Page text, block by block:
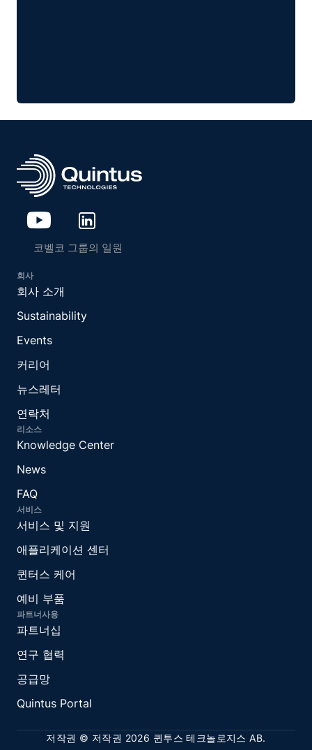
코벨코 그룹의 일원
회사
회사 소개
Sustainability
Events
커리어
뉴스레터
연락처
리소스
Knowledge Center
News
FAQ
서비스
서비스 및 지원
애플리케이션 센터
퀸터스 케어
예비 부품
파트너사용
파트너십
연구 협력
공급망
Quintus Portal
저작권 © 저작권 2026 퀸투스 테크놀로지스 AB.